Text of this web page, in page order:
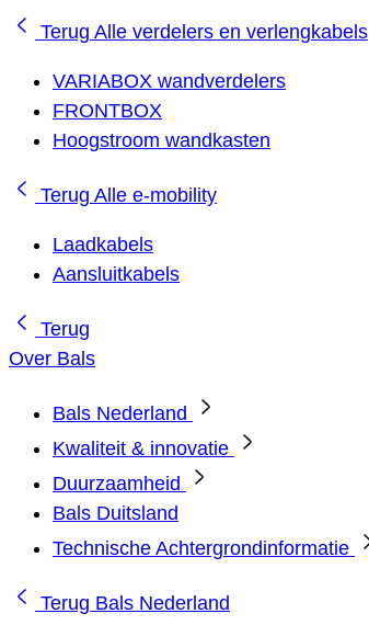
Terug Alle verdelers en verlengkabels
VARIABOX wandverdelers
FRONTBOX
Hoogstroom wandkasten
Terug Alle e-mobility
Laadkabels
Aansluitkabels
Terug
Over Bals
Bals Nederland
Kwaliteit & innovatie
Duurzaamheid
Bals Duitsland
Technische Achtergrondinformatie
Terug Bals Nederland